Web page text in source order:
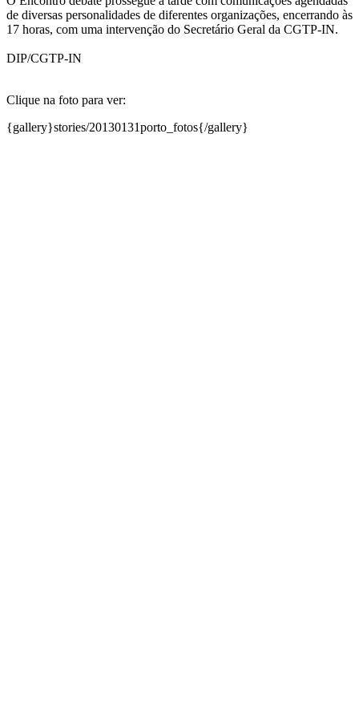
de diversas personalidades de diferentes organizações, encerrando às
17 horas, com uma intervenção do Secretário Geral da CGTP-IN.
DIP/CGTP-IN
Clique na foto para ver:
{gallery}stories/20130131porto_fotos{/gallery}